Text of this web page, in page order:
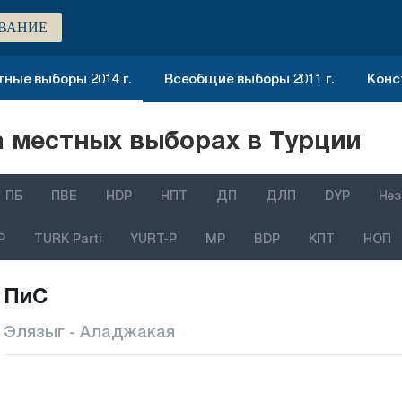
выборы 2014 г. Всеобщие выборы 2011 г.
выборах в Турции
ПБ ПВЕ HDP НПТ ДП ДЛП DYP
TURK Parti YURT-P MP BDP КПТ НОП
ПиС
Элязыг - Аладжакая